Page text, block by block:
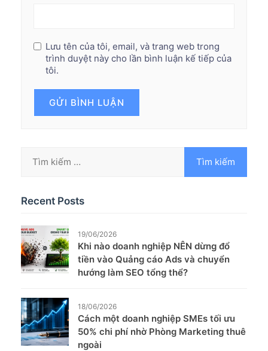
Lưu tên của tôi, email, và trang web trong
trình duyệt này cho lần bình luận kế tiếp của
tôi.
Recent Posts
19/06/2026
Khi nào doanh nghiệp NÊN dừng đổ
tiền vào Quảng cáo Ads và chuyển
hướng làm SEO tổng thể?
18/06/2026
Cách một doanh nghiệp SMEs tối ưu
50% chi phí nhờ Phòng Marketing thuê
ngoài